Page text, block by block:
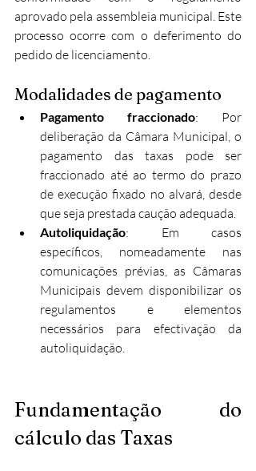
aprovado pela assembleia municipal. Este
processo ocorre com o deferimento do
pedido de licenciamento.​
Modalidades de pagamento
Pagamento fraccionado: Por
deliberação da Câmara Municipal, o
pagamento das taxas pode ser
fraccionado até ao termo do prazo
de execução fixado no alvará, desde
que seja prestada caução adequada.​
Autoliquidação: Em casos
específicos, nomeadamente nas
comunicações prévias, as Câmaras
Municipais devem disponibilizar os
regulamentos e elementos
necessários para efectivação da
autoliquidação.​
Fundamentação do
cálculo das Taxas